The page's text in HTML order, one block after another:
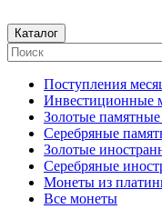
Каталог
Поступления
Инвестиционные
Золотые
Серебряные
Золотые
Серебряные
Монеты из
Все монеты